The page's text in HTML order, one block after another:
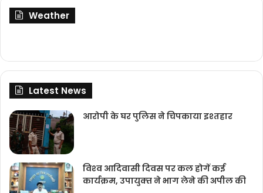
Weather
Latest News
आरोपी के घर पुलिस ने चिपकाया इश्तहार
विश्‍व आदिवासी दिवस पर कल होगें कई
कार्यक्रम, उपायुक्‍त ने भाग लेने की अपील की